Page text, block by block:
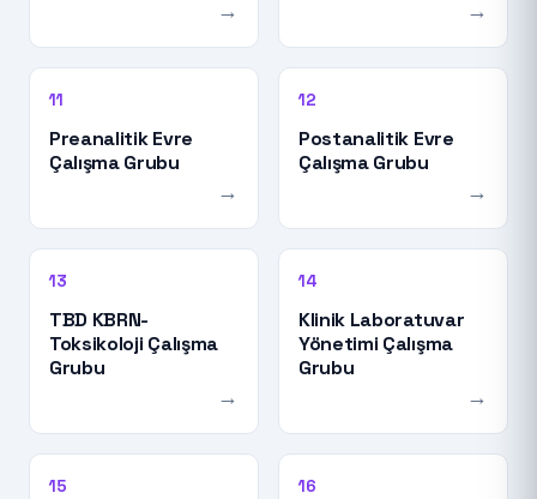
→
→
11
Preanalitik Evre
Çalışma Grubu
→
12
Postanalitik Evre
Çalışma Grubu
→
13
TBD KBRN-
Toksikoloji Çalışma
Grubu
→
14
Klinik Laboratuvar
Yönetimi Çalışma
Grubu
→
15 16